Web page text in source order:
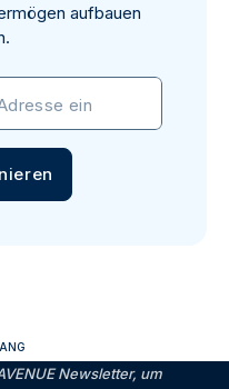
aufbauen
ein
Newsletter, um